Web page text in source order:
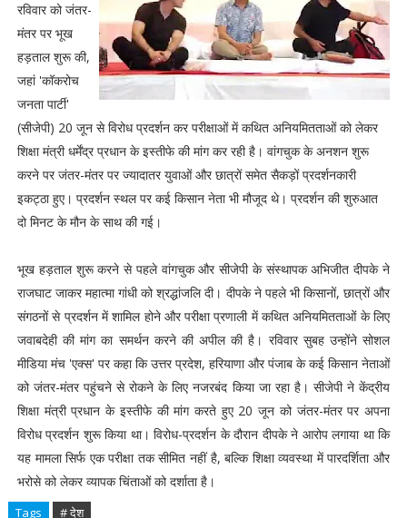
रविवार को जंतर-
मंतर पर भूख
हड़ताल शुरू की,
जहां 'कॉकरोच
जनता पार्टी'
(सीजेपी) 20 जून से विरोध प्रदर्शन कर परीक्षाओं में कथित अनियमितताओं को लेकर
शिक्षा मंत्री धर्मेंद्र प्रधान के इस्तीफे की मांग कर रही है। वांगचुक के अनशन शुरू
करने पर जंतर-मंतर पर ज्यादातर युवाओं और छात्रों समेत सैकड़ों प्रदर्शनकारी
इकट्ठा हुए। प्रदर्शन स्थल पर कई किसान नेता भी मौजूद थे। प्रदर्शन की शुरुआत
दो मिनट के मौन के साथ की गई।
भूख हड़ताल शुरू करने से पहले वांगचुक और सीजेपी के संस्थापक अभिजीत दीपके ने
राजघाट जाकर महात्मा गांधी को श्रद्धांजलि दी। दीपके ने पहले भी किसानों, छात्रों और
संगठनों से प्रदर्शन में शामिल होने और परीक्षा प्रणाली में कथित अनियमितताओं के लिए
जवाबदेही की मांग का समर्थन करने की अपील की है। रविवार सुबह उन्होंने सोशल
मीडिया मंच 'एक्स' पर कहा कि उत्तर प्रदेश, हरियाणा और पंजाब के कई किसान नेताओं
को जंतर-मंतर पहुंचने से रोकने के लिए नजरबंद किया जा रहा है। सीजेपी ने केंद्रीय
शिक्षा मंत्री प्रधान के इस्तीफे की मांग करते हुए 20 जून को जंतर-मंतर पर अपना
विरोध प्रदर्शन शुरू किया था। विरोध-प्रदर्शन के दौरान दीपके ने आरोप लगाया था कि
यह मामला सिर्फ एक परीक्षा तक सीमित नहीं है, बल्कि शिक्षा व्यवस्था में पारदर्शिता और
भरोसे को लेकर व्यापक चिंताओं को दर्शाता है।
Tags # देश